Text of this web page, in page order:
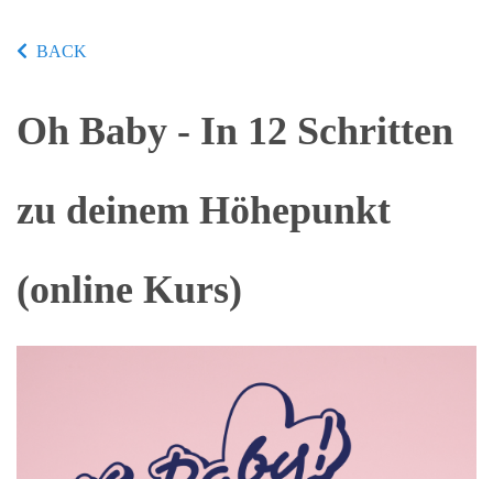
BACK
Oh Baby - In 12 Schritten
zu deinem Höhepunkt
(online Kurs)